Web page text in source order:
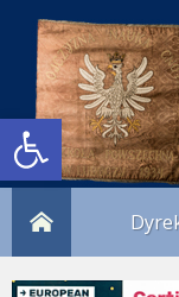
Otwórz pasek narzędzi